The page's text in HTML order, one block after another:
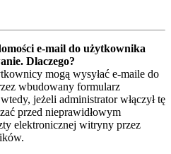
e-mail do użytkownika
Dlaczego?
mogą wysyłać e-maile do
wbudowany formularz
jeżeli administrator włączył tę
przed nieprawidłowym
elektronicznej witryny przez